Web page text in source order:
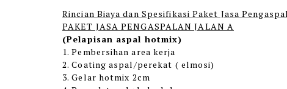
Rincian Biaya dan Spesifikasi Paket Jasa
PAKET JASA PENGASPALAN JALAN A
(Pelapisan aspal hotmix)
1. Pembersihan area kerja
2. Coating aspal/perekat ( elmosi)
3. Gelar hotmix 2cm